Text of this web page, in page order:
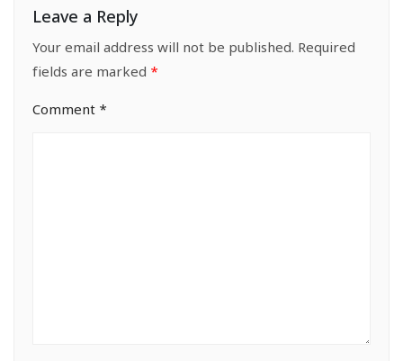
Leave a Reply
Your email address will not be published. Required
fields are marked *
Comment *